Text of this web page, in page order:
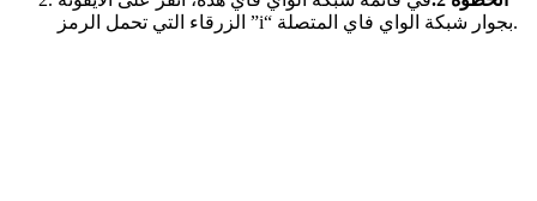
الزرقاء التي تحمل الرمز ”i“ بجوار شبكة الواي فاي المتصلة.